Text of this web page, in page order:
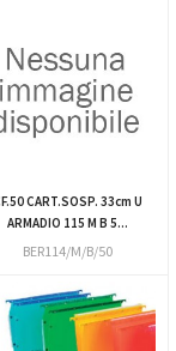
CART.SOSP. 33cm U
ARMADIO 115 M B 5...
BER114/M/B/50